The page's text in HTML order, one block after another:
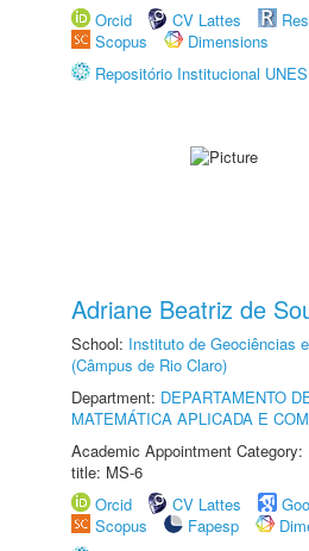
Orcid
CV Lattes
Scopus
Dimensions
Repositório Institucional
Adriane Beatriz de
School: Instituto de Geociências
(Câmpus de Rio Claro)
Department: DEPARTAMENTO
MATEMÁTICA APLICADA E
Academic Appointment
title: MS-6
Orcid
CV Lattes
Scopus
Fapesp